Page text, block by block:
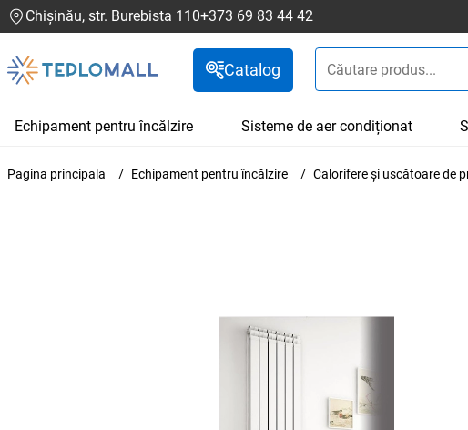
Chișinău, str. Burebista 110+373 69 83 44 42
Catalog
Echipament pentru încălzire Sisteme de aer condiționat
Pagina principala Echipament pentru încălzire Calorifere și uscătoare de